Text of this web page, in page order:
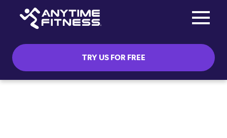
TRY US FOR FREE